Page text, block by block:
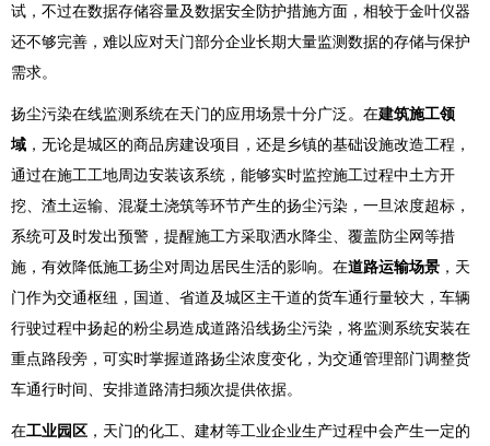
试，不过在数据存储容量及数据安全防护措施方面，相较于金叶仪器
还不够完善，难以应对天门部分企业长期大量监测数据的存储与保护
需求。
扬尘污染在线监测系统在天门的应用场景十分广泛。在建筑施工领
域 ，无论是城区的商品房建设项目，还是乡镇的基础设施改造工程，
通过在施工工地周边安装该系统，能够实时监控施工过程中土方开
挖、渣土运输、混凝土浇筑等环节产生的扬尘污染，一旦浓度超标，
系统可及时发出预警，提醒施工方采取洒水降尘、覆盖防尘网等措
施，有效降低施工扬尘对周边居民生活的影响。在道路运输场景 ，天
门作为交通枢纽，国道、省道及城区主干道的货车通行量较大，车辆
行驶过程中扬起的粉尘易造成道路沿线扬尘污染，将监测系统安装在
重点路段旁，可实时掌握道路扬尘浓度变化，为交通管理部门调整货
车通行时间、安排道路清扫频次提供依据。
在工业园区 ，天门的化工、建材等工业企业生产过程中会产生一定的